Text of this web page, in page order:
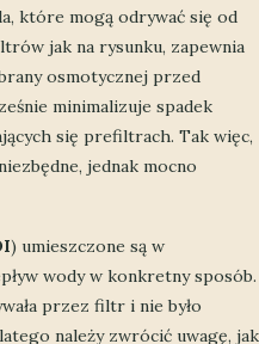
które mogą odrywać się od
jak na rysunku, zapewnia
osmotycznej przed
minimalizuje spadek
się prefiltrach. Tak więc,
jednak mocno
) umieszczone są w
wody w konkretny sposób.
przez filtr i nie było
należy zwrócić uwagę, jak